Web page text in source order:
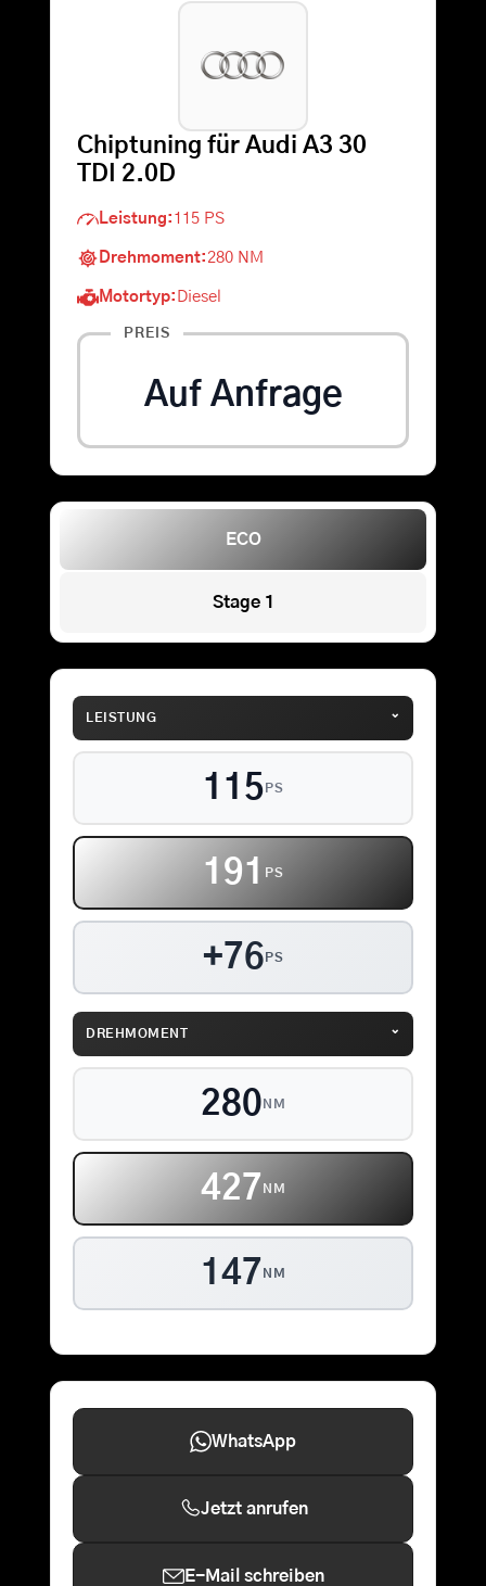
Warenkorb
Chiptuning für Audi A3 30
TDI 2.0D
Leistung: 115 PS
Drehmoment: 280 NM
Motortyp: Diesel
PREIS
Auf Anfrage
ECO
Stage 1
LEISTUNG ⌄
115 PS
191 PS
+76 PS
DREHMOMENT ⌄
280 NM
427 NM
147 NM
WhatsApp
Jetzt anrufen
E-Mail schreiben